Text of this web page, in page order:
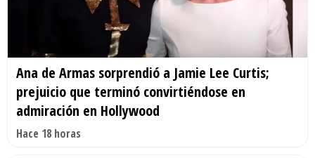
Ana de Armas sorprendió a Jamie Lee Curtis;
prejuicio que terminó convirtiéndose en
admiración en Hollywood
Hace 18 horas